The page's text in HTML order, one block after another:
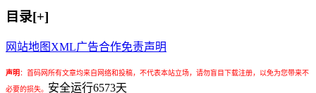
目录[+]
网站地图 XML广告合作免责声明
声明： 首码网所有文章均来自网络和投稿，不代表本站立场，请勿盲目下载注册，以免为您带来不
必要的损失。 安全运行6573天